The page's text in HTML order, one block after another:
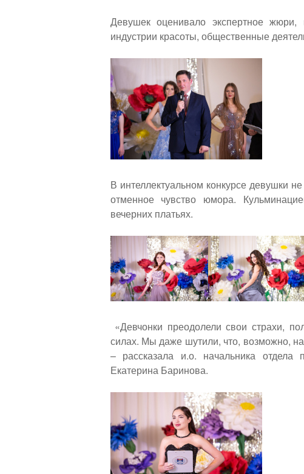
Девушек оценивало экспертное жюри,
индустрии красоты, общественные
В интеллектуальном конкурсе девушки
отменное чувство юмора.
вечерних платьях.
«Девчонки преодолели свои страхи,
силах. Мы даже шутили, что, возможно,
– рассказала и.о. начальника отдела
Екатерина Баринова.